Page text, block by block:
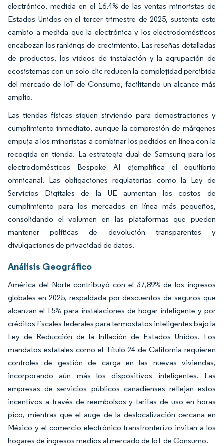
electrónico, medida en el 16,4% de las ventas minoristas de
Estados Unidos en el tercer trimestre de 2025, sustenta este
cambio a medida que la electrónica y los electrodomésticos
encabezan los rankings de crecimiento. Las reseñas detalladas
de productos, los videos de instalación y la agrupación de
ecosistemas con un solo clic reducen la complejidad percibida
del mercado de IoT de Consumo, facilitando un alcance más
amplio.
Las tiendas físicas siguen sirviendo para demostraciones y
cumplimiento inmediato, aunque la compresión de márgenes
empuja a los minoristas a combinar los pedidos en línea con la
recogida en tienda. La estrategia dual de Samsung para los
electrodomésticos Bespoke AI ejemplifica el equilibrio
omnicanal. Las obligaciones regulatorias como la Ley de
Servicios Digitales de la UE aumentan los costos de
cumplimiento para los mercados en línea más pequeños,
consolidando el volumen en las plataformas que pueden
mantener políticas de devolución transparentes y
divulgaciones de privacidad de datos.
Análisis Geográfico
América del Norte contribuyó con el 37,89% de los ingresos
globales en 2025, respaldada por descuentos de seguros que
alcanzan el 15% para instalaciones de hogar inteligente y por
créditos fiscales federales para termostatos inteligentes bajo la
Ley de Reducción de la Inflación de Estados Unidos. Los
mandatos estatales como el Título 24 de California requieren
controles de gestión de carga en las nuevas viviendas,
incorporando aún más los dispositivos inteligentes. Las
empresas de servicios públicos canadienses reflejan estos
incentivos a través de reembolsos y tarifas de uso en horas
pico, mientras que el auge de la deslocalización cercana en
México y el comercio electrónico transfronterizo invitan a los
hogares de ingresos medios al mercado de IoT de Consumo.